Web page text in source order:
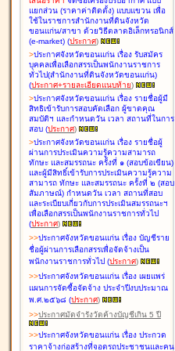
แยกส่วน (ราคาค่าติดตั้ง) แบบแขวน เพื่อ
ใช้ในราชการสำนักงานที่ดินจังหวัด
ขอนแก่น/สาขา ด้วยวิธีตลาดอิเล็กทรอนิกส์
(e-market) (ประกาศ)
>ประกาศจังหวัดขอนแก่น เรื่อง รับสมัคร
บุคคลเพื่อเลือกสรรเป็นพนักงานราชการ
ทั่วไป(สำนักงานที่ดินจังหวัดขอนแก่น)
(ประกาศ+รายละเอียดแนบท้าย)
>ประกาศจังหวัดขอนแก่น เรื่อง รายชื่อผู้มี
สิทธิเข้ารับการสอบคัดเลือก ผู้ขาดคุณ
สมบัติฯ และกำหนดวัน เวลา สถานที่ในการ
สอบ (ประกาศ)
>ประกาศจังหวัดขอนแก่น เรื่อง รายชื่อผู้
ผ่านการประเมินความรู้ความสามารถ
ทักษะ และสมรรถนะ ครั้งที่ ๑ (สอบข้อเขียน)
และผู้มีสิทธิ์เข้ารับการประเมินความรู้ความ
สามารถ ทักษะ และสมรรถนะ ครั้งที่ ๒ (สอบ
สัมภาษณ์) กำหนดวัน เวลา สถานที่สอบ
และระเบียบเกี่ยวกับการประเมินสมรรถนะฯ
เพื่อเลือกสรรเป็นพนักงานราชการทั่วไป
(ประกาศ)
>>ประกาศจังหวัดขอนแก่น เรื่อง บัญชีราย
ชื่อผู้ผ่านการเลือกสรรเพื่อจัดจ้างเป็น
พนักงานราชการทั่วไป (ประกาศ)
>>ประกาศจังหวัดขอนแก่น เรื่อง เผยแพร่
แผนการจัดซื้อจัดจ้าง ประจำปีงบประมาณ
พ.ศ.๒๕๖๘ (ประกาศ)
>>ประกาศมัดจำรังวัดค้างบัญชีเกิน 5 ปี
>>ประกาศจังหวัดขอนแก่น เรื่อง ประกวด
ราคาจ้างก่อสร้างที่จอดรถประชาชนและคน